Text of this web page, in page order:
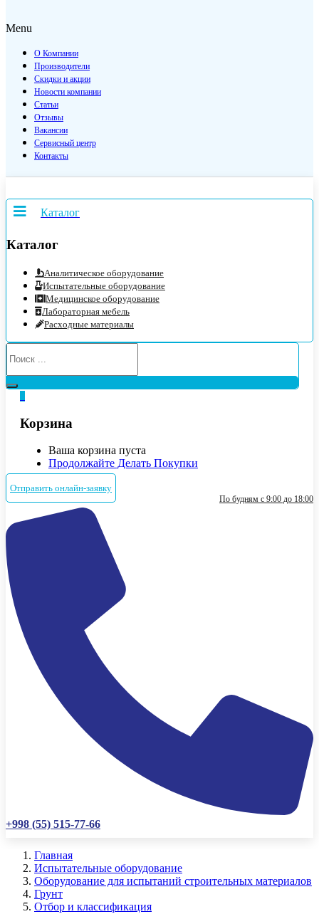
Menu
О Компании
Производители
Скидки и акции
Новости компании
Статьи
Отзывы
Вакансии
Сервисный центр
Контакты
Каталог
Каталог
Аналитическое оборудование
Испытательные оборудование
Медицинское оборудование
Лабораторная мебель
Расходные материалы
Корзина
Ваша корзина пуста
Продолжайте Делать Покупки
Отправить онлайн-заявку
По будням с 9:00 до 18:00
+998 (55) 515-77-66
Главная
Испытательные оборудование
Оборудование для испытаний строительных материалов
Грунт
Отбор и классификация